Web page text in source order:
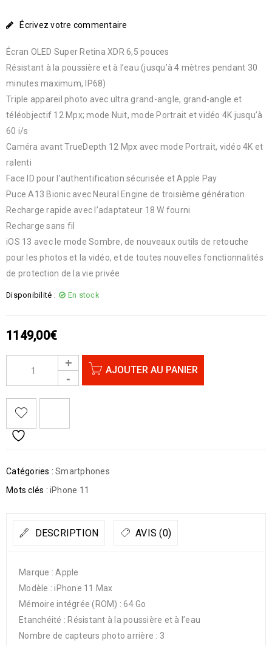
Écrivez votre commentaire
Écran OLED Super Retina XDR 6,5 pouces
Résistant à la poussière et à l’eau (jusqu’à 4 mètres pendant 30
minutes maximum, IP68)
Triple appareil photo avec ultra grand-angle, grand-angle et
téléobjectif 12 Mpx; mode Nuit, mode Portrait et vidéo 4K jusqu’à
60 i/s
Caméra avant TrueDepth 12 Mpx avec mode Portrait, vidéo 4K et
ralenti
Face ID pour l’authentification sécurisée et Apple Pay
Puce A13 Bionic avec Neural Engine de troisième génération
Recharge rapide avec l’adaptateur 18 W fourni
Recharge sans fil
iOS 13 avec le mode Sombre, de nouveaux outils de retouche
pour les photos et la vidéo, et de toutes nouvelles fonctionnalités
de protection de la vie privée
Disponibilité : En stock
1149,00€
AJOUTER AU PANIER
Catégories : Smartphones
Mots clés : iPhone 11
DESCRIPTION AVIS (0)
Marque : Apple
Modèle : iPhone 11 Max
Mémoire intégrée (ROM) : 64 Go
Etanchéité : Résistant à la poussière et à l’eau
Nombre de capteurs photo arrière : 3